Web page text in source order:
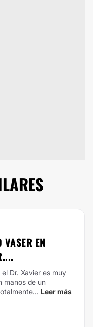
EN
Dr. Xavier es muy
manos de un
Leer más